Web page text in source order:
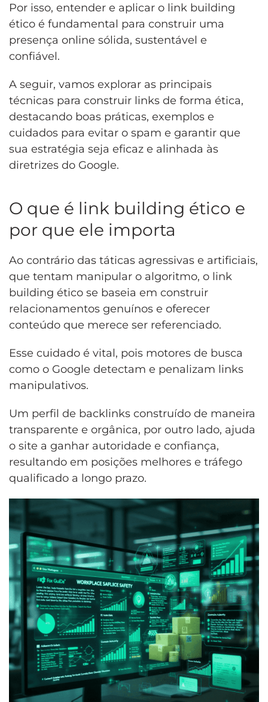
Por isso, entender e aplicar o link building
ético é fundamental para construir uma
presença online sólida, sustentável e
confiável.
A seguir, vamos explorar as principais
técnicas para construir links de forma ética,
destacando boas práticas, exemplos e
cuidados para evitar o spam e garantir que
sua estratégia seja eficaz e alinhada às
diretrizes do Google.
O que é link building ético e
por que ele importa
Ao contrário das táticas agressivas e artificiais,
que tentam manipular o algoritmo, o link
building ético se baseia em construir
relacionamentos genuínos e oferecer
conteúdo que merece ser referenciado.
Esse cuidado é vital, pois motores de busca
como o Google detectam e penalizam links
manipulativos.
Um perfil de backlinks construído de maneira
transparente e orgânica, por outro lado, ajuda
o site a ganhar autoridade e confiança,
resultando em posições melhores e tráfego
qualificado a longo prazo.